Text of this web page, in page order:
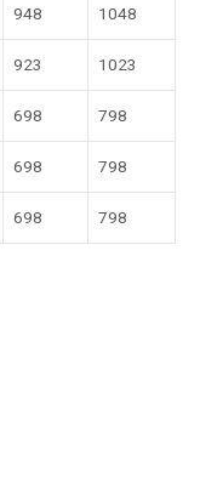
948 1048
923 1023
698 798
698 798
698 798